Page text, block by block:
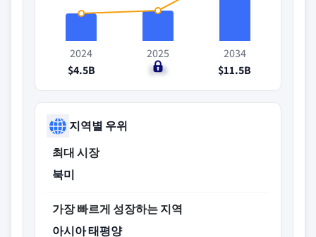
2024
$4.5B
2025
$5B
2034
$11.5B
지역별 우위
최대 시장
북미
가장 빠르게 성장하는 지역
아시아 태평양